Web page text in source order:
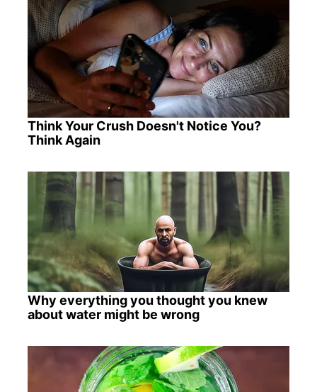
Think Your Crush Doesn't Notice You?
Think Again
Why everything you thought you knew
about water might be wrong